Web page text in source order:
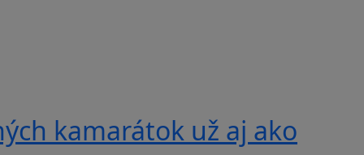
kamarátok už aj ako